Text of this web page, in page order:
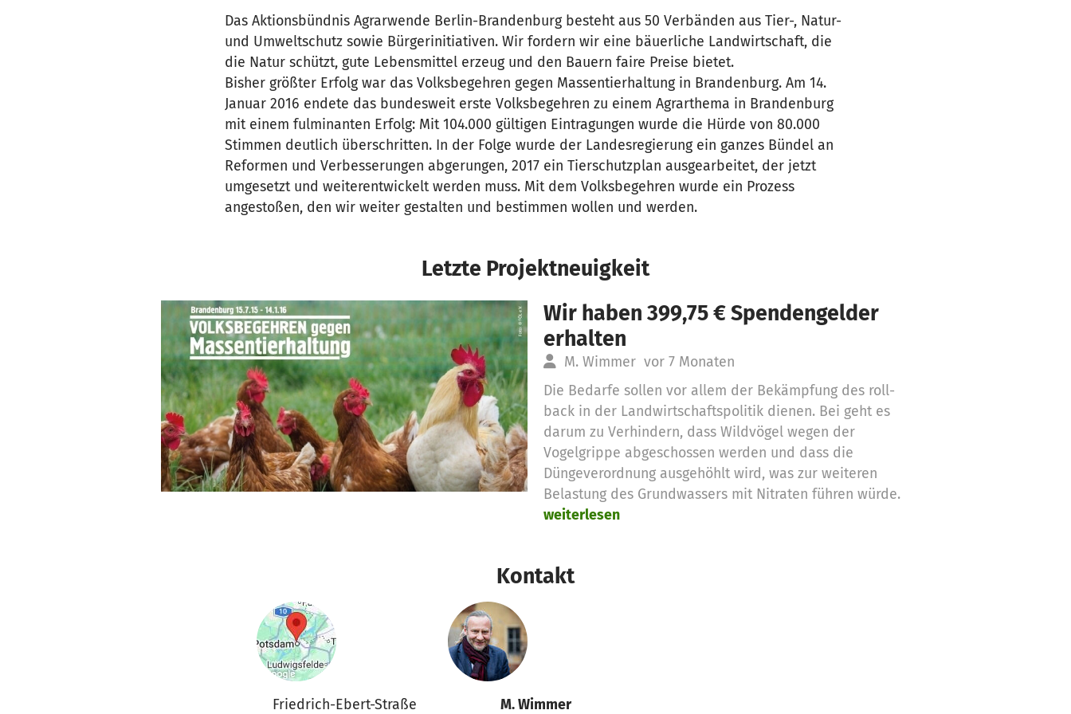
Das Aktionsbündnis Agrarwende Berlin-Brandenburg besteht aus 50 Verbänden aus Tier-, Natur-
und Umweltschutz sowie Bürgerinitiativen. Wir fordern wir eine bäuerliche Landwirtschaft, die
die Natur schützt, gute Lebensmittel erzeug und den Bauern faire Preise bietet.
Bisher größter Erfolg war das Volksbegehren gegen Massentierhaltung in Brandenburg. Am 14.
Januar 2016 endete das bundesweit erste Volksbegehren zu einem Agrarthema in Brandenburg
mit einem fulminanten Erfolg: Mit 104.000 gültigen Eintragungen wurde die Hürde von 80.000
Stimmen deutlich überschritten. In der Folge wurde der Landesregierung ein ganzes Bündel an
Reformen und Verbesserungen abgerungen, 2017 ein Tierschutzplan ausgearbeitet, der jetzt
umgesetzt und weiterentwickelt werden muss. Mit dem Volksbegehren wurde ein Prozess
angestoßen, den wir weiter gestalten und bestimmen wollen und werden.
Letzte Projektneuigkeit
Wir haben 399,75 € Spendengelder
erhalten
M. Wimmer vor 7 Monaten
Die Bedarfe sollen vor allem der Bekämpfung des roll-
back in der Landwirtschaftspolitik dienen. Bei geht es
darum zu Verhindern, dass Wildvögel wegen der
Vogelgrippe abgeschossen werden und dass die
Düngeverordnung ausgehöhlt wird, was zur weiteren
Belastung des Grundwassers mit Nitraten führen würde.
weiterlesen
Kontakt
Friedrich-Ebert-Straße M. Wimmer